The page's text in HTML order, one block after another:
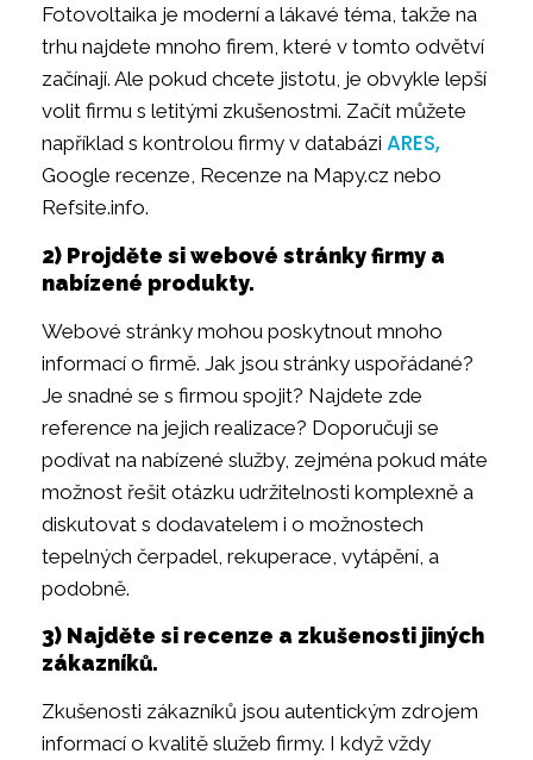
Fotovoltaika je moderní a lákavé téma, takže na
trhu najdete mnoho firem, které v tomto odvětví
začínají. Ale pokud chcete jistotu, je obvykle lepší
volit firmu s letitými zkušenostmi. Začít můžete
například s kontrolou firmy v databázi ARES,
Google recenze, Recenze na Mapy.cz nebo
Refsite.info.
2) Projděte si webové stránky firmy a
nabízené produkty.
Webové stránky mohou poskytnout mnoho
informací o firmě. Jak jsou stránky uspořádané?
Je snadné se s firmou spojit? Najdete zde
reference na jejich realizace? Doporučuji se
podívat na nabízené služby, zejména pokud máte
možnost řešit otázku udržitelnosti komplexně a
diskutovat s dodavatelem i o možnostech
tepelných čerpadel, rekuperace, vytápění, a
podobně.
3) Najděte si recenze a zkušenosti jiných
zákazníků.
Zkušenosti zákazníků jsou autentickým zdrojem
informací o kvalitě služeb firmy. I když vždy